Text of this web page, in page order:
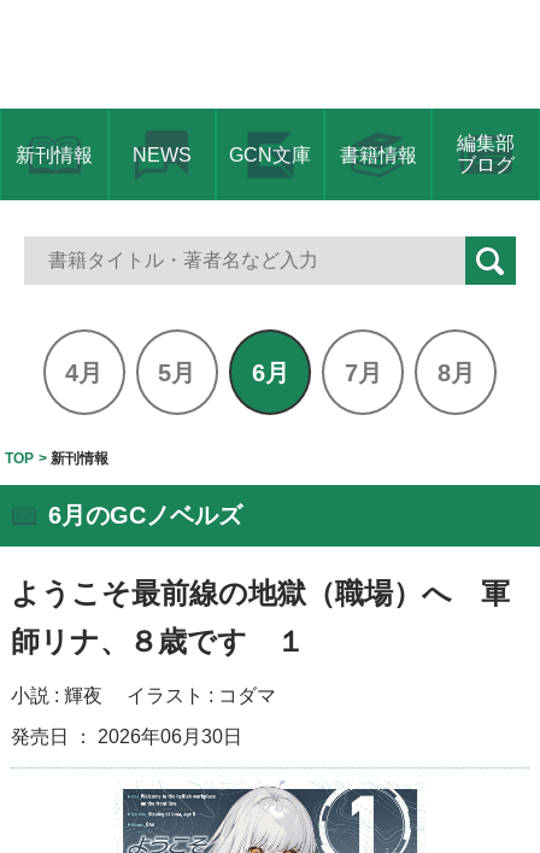
新刊情報 NEWS GCN文庫 書籍情報
編集部
ブログ
4月 5月 6月 7月 8月
TOP 新刊情報
6月のGCノベルズ
ようこそ最前線の地獄（職場）へ 軍
師リナ、８歳です １
小説 : 輝夜 イラスト : コダマ
発売日 ： 2026年06月30日